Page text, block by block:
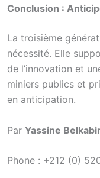
Conclusion :
La troisième
nécessité. Elle
de l’innovation et
miniers publics et
en anticipation.
Par Yassine
Phone : +212 (0)